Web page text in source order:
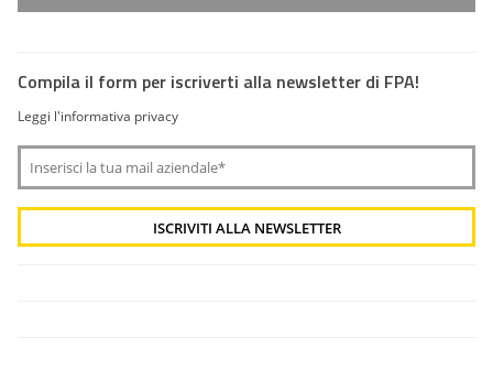
Compila il form per iscriverti alla newsletter di FPA!
Leggi l'informativa privacy